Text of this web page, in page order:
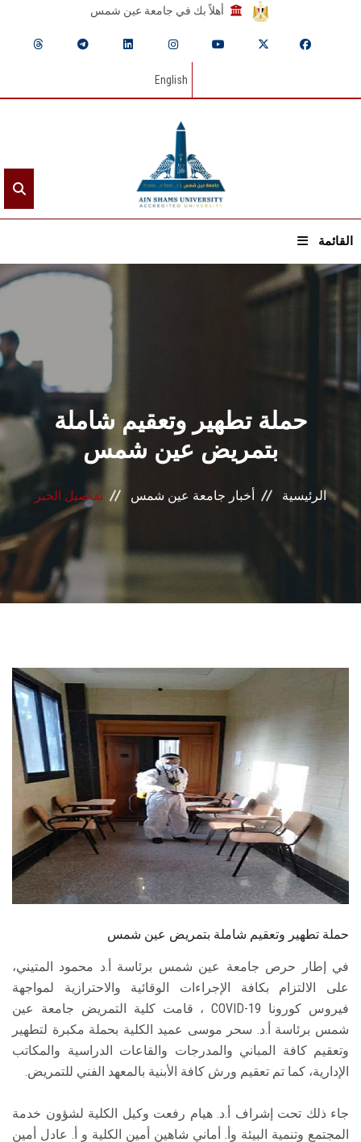
أهلاً بك في جامعة عين شمس
English
القائمة
الرئيسيـة
عن الجامعة
القطاعـات
الشئون الأكاديمية
البحث العلمي
الرعاية الصحية
المراكز والوحدات
الأنظمة الذكية
تواصل معنا
الطلاب
هيئة التدريس
الدراسات العليا
الخريجين
الموظفون
سجل الان
حملة تطهير وتعقيم شاملة
بتمريض عين شمس
الرئيسية أخبار جامعة عين شمس تفاصيل الخبر
حملة تطهير وتعقيم شاملة بتمريض عين شمس
في إطار حرص جامعة عين شمس برئاسة أ.د محمود المتيني،
على الالتزام بكافة الإجراءات الوقائية والاحترازية لمواجهة
فيروس كورونا COVID-19 ، قامت كلية التمريض جامعة عين
شمس برئاسة أ.د. سحر موسى عميد الكلية بحملة مكبرة لتطهير
وتعقيم كافة المباني والمدرجات والقاعات الدراسية والمكاتب
الإدارية، كما تم تعقيم ورش كافة الأبنية بالمعهد الفني للتمريض.
جاء ذلك تحت إشراف أ.د. هيام رفعت وكيل الكلية لشؤون خدمة
المجتمع وتنمية البيئة وأ. أماني شاهين أمين الكلية و أ. عادل أمين